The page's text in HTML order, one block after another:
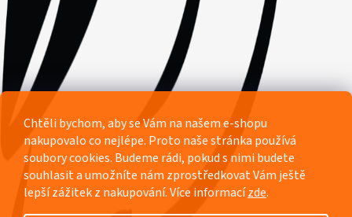
Chtěli bychom, aby se Vám na našem e-shopu
nakupovalo co nejlépe. Proto naše stránka používá
soubory cookies. Budeme rádi, pokud s nimi budete
souhlasit a umožníte nám zprostředkovat Vám ještě
lepší zážitek z nakupování.Více informacízde.